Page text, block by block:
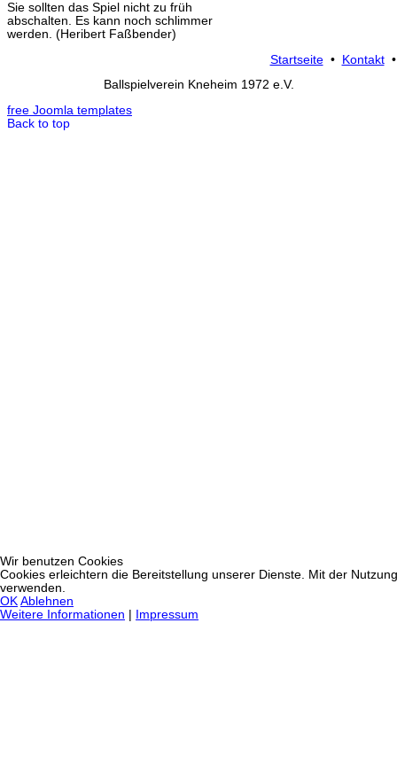
Sie sollten das Spiel nicht zu früh
abschalten. Es kann noch schlimmer
werden. (Heribert Faßbender)
Startseite• Kontakt
Ballspielverein Kneheim 1972 e.V.
free Joomla templates
Back to top
Wir benutzen Cookies
Cookies erleichtern die Bereitstellung unserer Dienste. Mit der
verwenden.
OK Ablehnen
Weitere Informationen
Impressum